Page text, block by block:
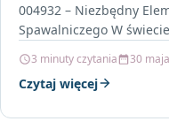
004932 – Niezbędny
Spawalniczego W
3 minuty czytania 30
Czytaj więcej